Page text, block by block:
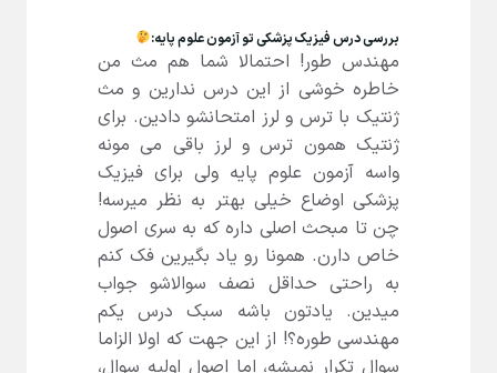
بررسی درس فیزیک پزشکی تو آزمون علوم پایه:
مهندس طور! احتمالا شما هم مث من
خاطره خوشی از این درس ندارین و مث
ژنتیک با ترس و لرز امتحانشو دادین. برای
ژنتیک همون ترس و لرز باقی می مونه
واسه آزمون علوم پایه ولی برای فیزیک
پزشکی اوضاع خیلی بهتر به نظر میرسه!
چن تا مبحث اصلی داره که به سری اصول
خاص دارن. همونا رو یاد بگیرین فک کنم
به راحتی حداقل نصف سوالاشو جواب
میدین. یادتون باشه سبک درس یکم
مهندسی طوره؟! از این جهت که اولا الزاما
سوال تکرار نمیشه، اما اصول اولیه سوال،